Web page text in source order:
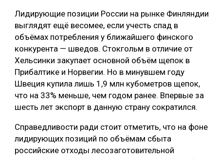
СУШКА ДРЕВЕСИНЫ
МЕБЕЛЬНОЕ ПРОИЗВОДСТВО
Лидирующие позиции России на рынке Финляндии
выглядят ещё весомее, если учесть спад в
объёмах потребления у ближайшего финского
конкурента — шведов. Стокгольм в отличие от
Хельсинки закупает основной объём щепок в
Прибалтике и Норвегии. Но в минувшем году
Швеция купила лишь 1,9 млн кубометров щепок,
что на 33% меньше, чем годом ранее. Впервые за
шесть лет экспорт в данную страну сократился.
Справедливости ради стоит отметить, что на фоне
лидирующих позиций по объёмам сбыта
российские отходы лесозаготовительной